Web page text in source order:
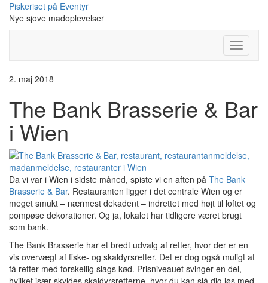
Skip
content
Piskeriset på Eventyr
Nye sjove madoplevelser
Toggle
2. maj 2018
The Bank Brasserie & Bar
i Wien
Da vi var i Wien i sidste måned, spiste vi en aften på The Bank
Brasserie & Bar. Restauranten ligger i det centrale Wien og er
meget smukt – nærmest dekadent – indrettet med højt til loftet og
pompøse dekorationer. Og ja, lokalet har tidligere været brugt
som bank.
The Bank Brasserie har et bredt udvalg af retter, hvor der er en
vis overvægt af fiske- og skaldyrsretter. Det er dog også muligt at
få retter med forskellig slags kød. Prisniveauet svinger en del,
hvilket især skyldes skaldyrsretterne, hvor du kan slå dig løs med